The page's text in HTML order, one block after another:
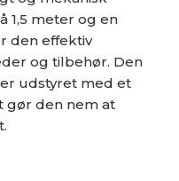
1,5 meter og en
den effektiv
og tilbehør. Den
udstyret med et
gør den nem at